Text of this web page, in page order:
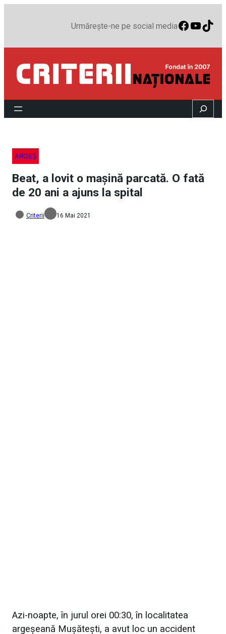
Urmărește-ne pe social media
Search
ARGEȘ
Beat, a lovit o mașină parcată. O fată
de 20 ani a ajuns la spital
Criterii 16 Mai 2021
Azi-noapte, în jurul orei 00:30, în localitatea
argeșeană Mușătești, a avut loc un accident